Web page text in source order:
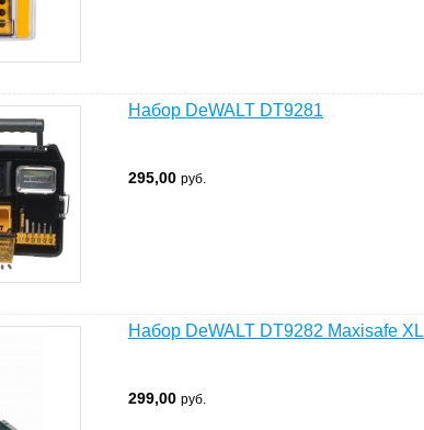
Набор DeWALT DT9281
295,00 руб.
Набор DeWALT DT9282 Maxisafe XL
299,00 руб.